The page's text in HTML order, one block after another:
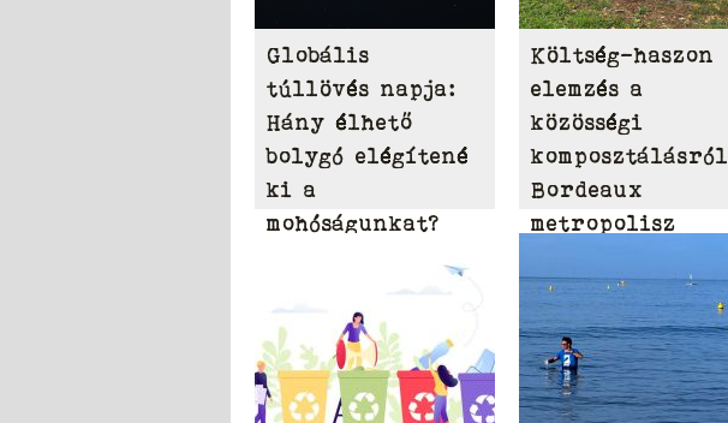
Globális
túllövés napja:
Hány élhető
bolygó elégítené
ki a
mohóságunkat?
Költség-haszon
elemzés a
közösségi
komposztálásról
Bordeaux
metropolisz